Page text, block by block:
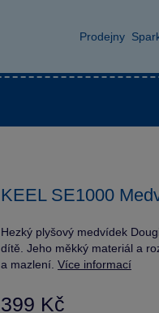
Prodejny
KEEL SE1000
Hezký plyšový medvídek
dítě. Jeho měkký materiál a
a mazlení. Více informací
399 Kč